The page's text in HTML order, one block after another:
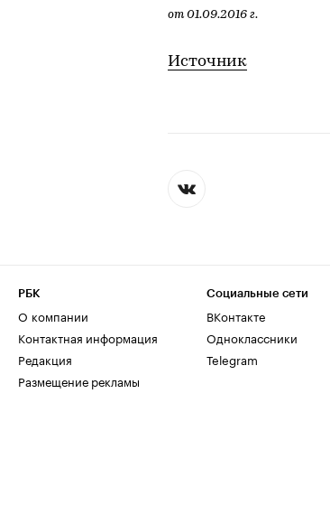
от 01.09.2016 г.
Источник
РБК
О компании
Контактная информация
Редакция
Размещение рекламы
Социальные сети
ВКонтакте
Одноклассники
Telegram